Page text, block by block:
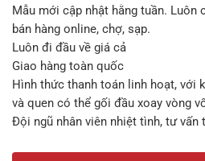
Mẫu mới cập nhật hằng tuần. Luôn
bán hàng online, chợ, sạp.
Luôn đi đầu về giá cả
Giao hàng toàn quốc
Hình thức thanh toán linh hoạt, với
và quen có thể gối đầu xoay vòng
Đội ngũ nhân viên nhiệt tình, tư vấn